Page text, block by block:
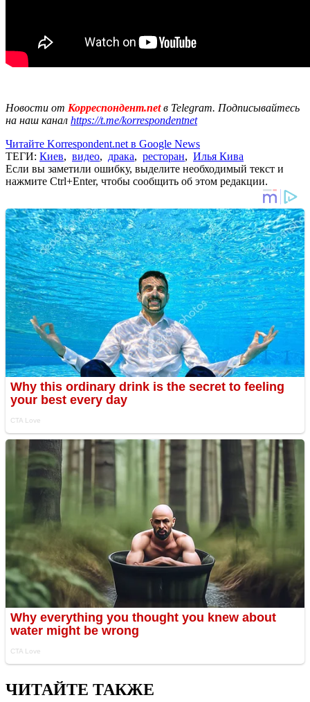
Новости от Корреспондент.netв Telegram. Подписывайтесь
на наш канал https://t.me/korrespondentnet
Читайте Korrespondent.net в Google News
ТЕГИ: Киев, видео, драка, ресторан, Илья Кива
Если вы заметили ошибку, выделите необходимый текст и
нажмите Ctrl+Enter, чтобы сообщить об этом редакции.
ЧИТАЙТЕ ТАКЖЕ